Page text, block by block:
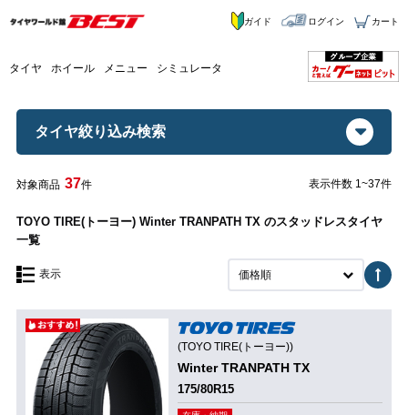
タイヤ ホイール メニュー シミュレータ
ガイド ログイン カート
タイヤ絞り込み検索
対象商品 37件 表示件数 1~37件
TOYO TIRE(トーヨー) Winter TRANPATH TX のスタッドレスタイヤ
一覧
表示 価格順
(TOYO TIRE(トーヨー))
Winter TRANPATH TX
175/80R15